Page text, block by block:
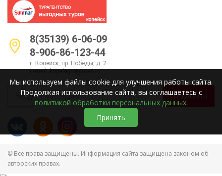
8(35139) 6-06-09
8-906-86-123-44
г. Копейск, пр. Победы, д. 2
E-mail:kopalegro@mail.ru
Отправить
© Все права защищены. Информация сайта защищена законом об
авторских правах.
Мы используем файлы cookie для улучшения работы сайта.
Продолжая использование сайта, вы соглашаетесь с
политикой обработки персональных данных.
Принять